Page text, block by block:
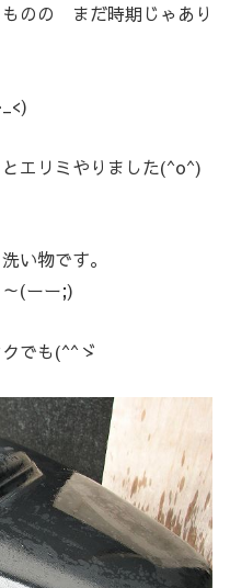
のの まだ時期じゃあり
エリミやりました(^o^)
い物です。
(ーー;)
でも(^^ゞ